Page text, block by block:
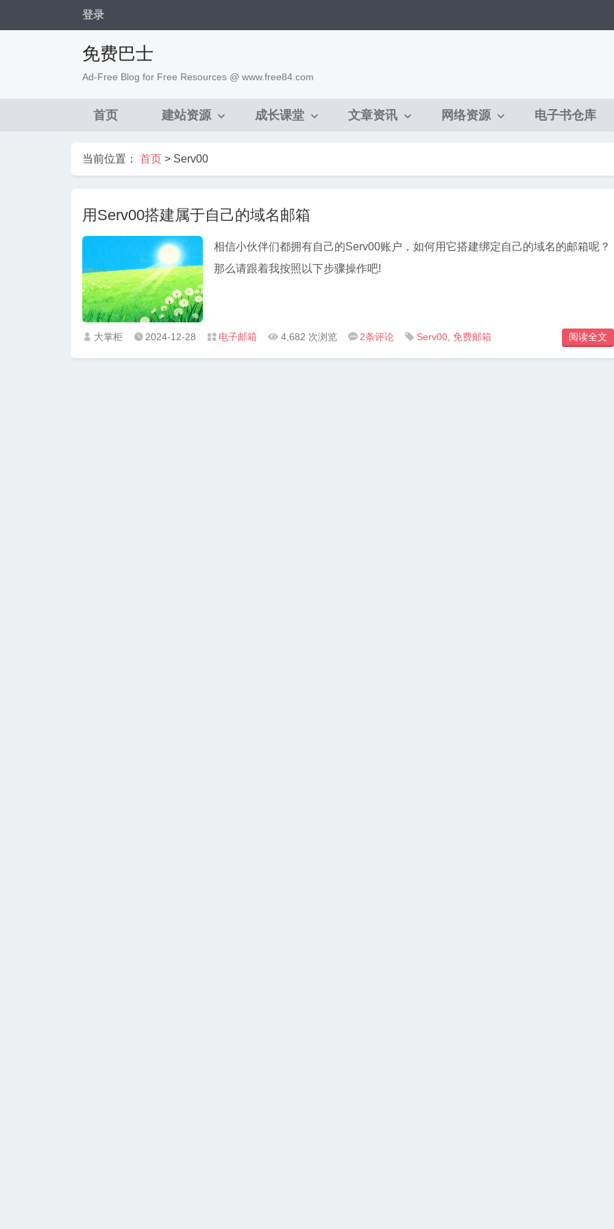
登录
免费巴士
Ad-Free Blog for Free Resources @ www.free84.com
首页 建站资源 成长课堂 文章资讯 网络资源 电子书仓库
当前位置： 首页 > Serv00
用Serv00搭建属于自己的域名邮箱
相信小伙伴们都拥有自己的Serv00账户，如何用它搭建绑定自己的域名的邮箱呢？
那么请跟着我按照以下步骤操作吧!
 大掌柜  2024-12-28  电子邮箱  4,682 次浏览  2条评论  Serv00 免费邮箱 阅读全文